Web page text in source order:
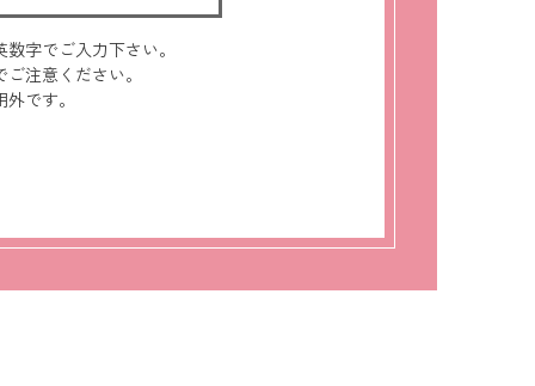
字でご入力下さい。
注意ください。
です。